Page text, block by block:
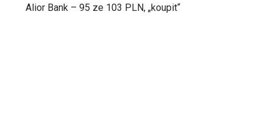
Alior Bank – 95 ze 103 PLN, „koupit“